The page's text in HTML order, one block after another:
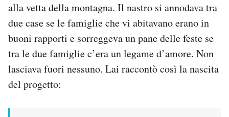
alla vetta della montagna. Il nastro si annodava tra
due case se le famiglie che vi abitavano erano in
buoni rapporti e sorreggeva un pane delle feste se
tra le due famiglie c’era un legame d’amore. Non
lasciava fuori nessuno. Lai raccontò così la nascita
del progetto: